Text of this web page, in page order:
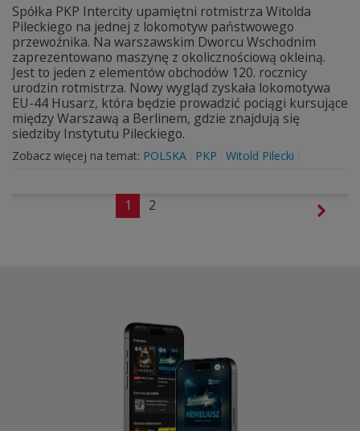
Spółka PKP Intercity upamiętni rotmistrza Witolda
Pileckiego na jednej z lokomotyw państwowego
przewoźnika. Na warszawskim Dworcu Wschodnim
zaprezentowano maszynę z okolicznościową okleiną.
Jest to jeden z elementów obchodów 120. rocznicy
urodzin rotmistrza. Nowy wygląd zyskała lokomotywa
EU-44 Husarz, która będzie prowadzić pociągi kursujące
między Warszawą a Berlinem, gdzie znajdują się
siedziby Instytutu Pileckiego.
Zobacz więcej na temat: POLSKA PKP Witold Pilecki
1 2